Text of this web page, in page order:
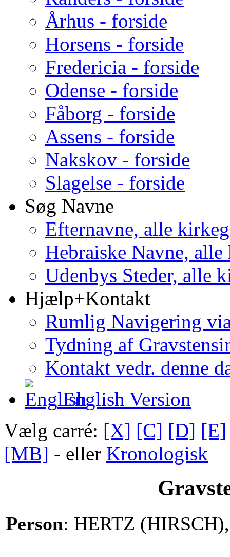
Århus - forside
Horsens - forside
Fredericia - forside
Odense - forside
Fåborg - forside
Assens - forside
Nakskov - forside
Slagelse - forside
Søg Navne
Efternavne, alle
Hebraiske Navne,
Udenbys Steder, alle
Hjælp+Kontakt
Rumlig Navigering
Tydning af
Kontakt vedr. denne
English Version
Vælg carré: [X] [C] [D] [E]
[MB] - eller Kronologisk
Person: HERTZ